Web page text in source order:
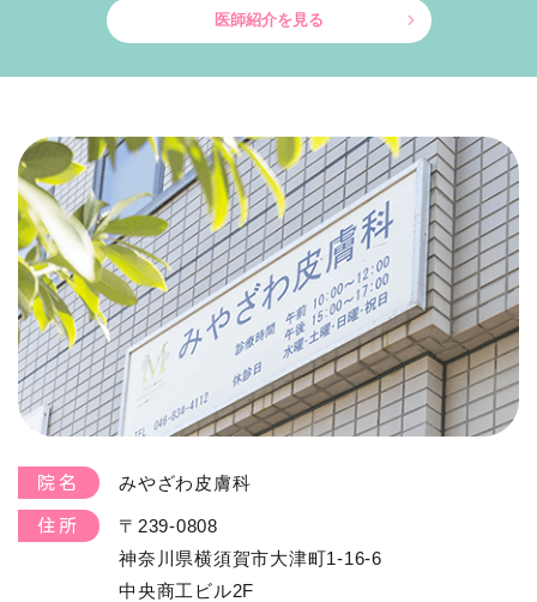
医師紹介を見る
院名 みやざわ皮膚科
住所
〒239-0808
神奈川県横須賀市大津町1-16-6
中央商工ビル2F